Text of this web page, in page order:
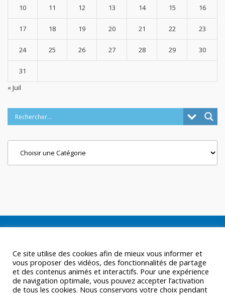
10 11 12 13 14 15 16
17 18 19 20 21 22 23
24 25 26 27 28 29 30
31
« Juil
Ce site utilise des cookies afin de mieux vous informer et
vous proposer des vidéos, des fonctionnalités de partage
et des contenus animés et interactifs. Pour une expérience
de navigation optimale, vous pouvez accepter l’activation
de tous les cookies. Nous conservons votre choix pendant